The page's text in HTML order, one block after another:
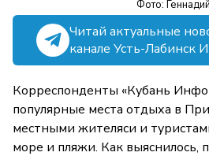
Фото:
Читай актуальные
канале Усть-Лабинск
Корреспонденты «Кубань
популярные места отдыха в
местными жителяси и
море и пляжи. Как выяснилось,